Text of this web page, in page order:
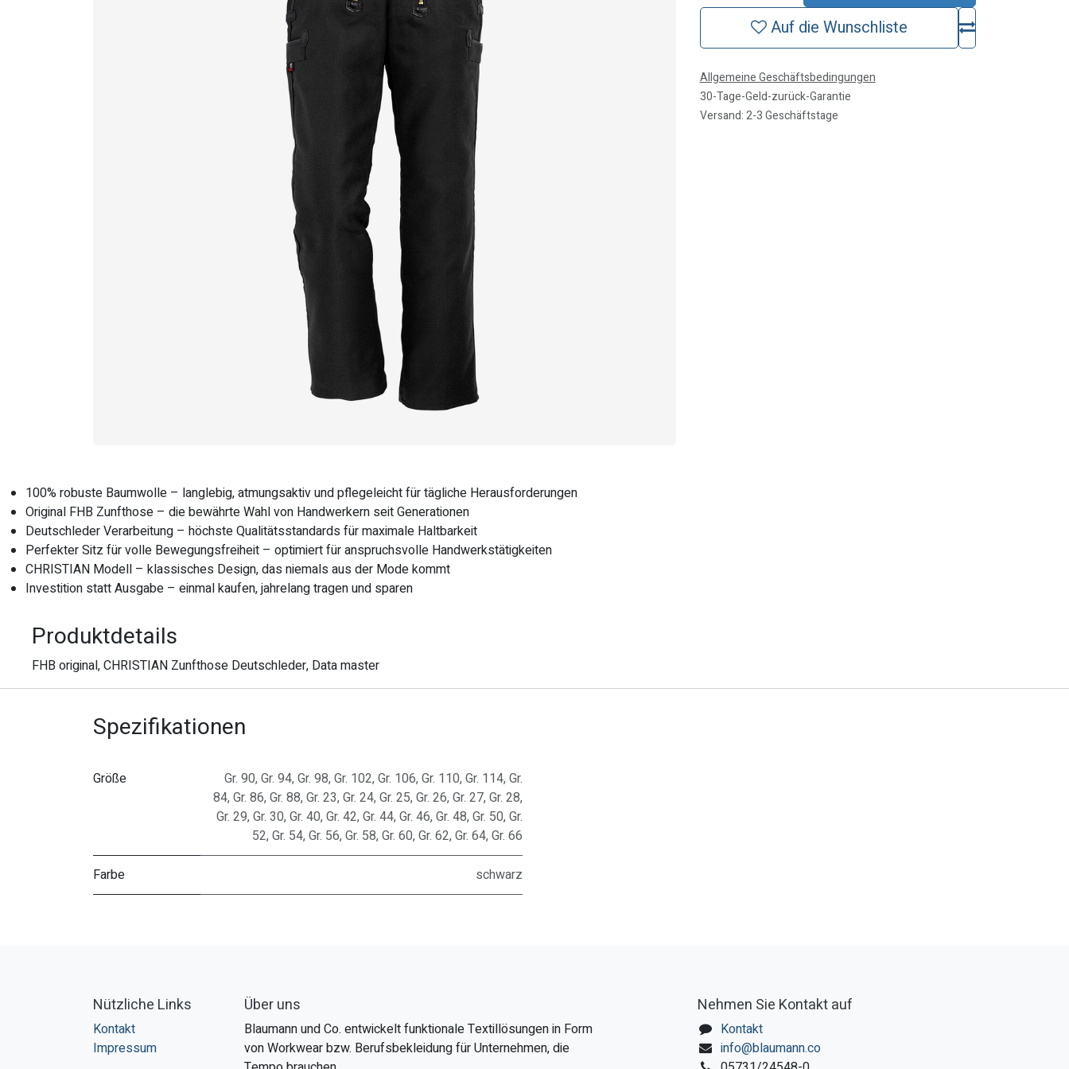
Auf die Wunschliste
Allgemeine Geschäftsbedingungen
30-Tage-Geld-zurück-Garantie
Versand: 2-3 Geschäftstage
100% robuste Baumwolle – langlebig, atmungsaktiv und pflegeleicht für tägliche Herausforderungen
Original FHB Zunfthose – die bewährte Wahl von Handwerkern seit Generationen
Deutschleder Verarbeitung – höchste Qualitätsstandards für maximale Haltbarkeit
Perfekter Sitz für volle Bewegungsfreiheit – optimiert für anspruchsvolle Handwerkstätigkeiten
CHRISTIAN Modell – klassisches Design, das niemals aus der Mode kommt
Investition statt Ausgabe – einmal kaufen, jahrelang tragen und sparen
Produktdetails
FHB original, CHRISTIAN Zunfthose Deutschleder, Data master
Spezifikationen
Größe Gr. 90,Gr. 94,Gr. 98,Gr. 102,Gr. 106,Gr. 110,Gr. 114,Gr.
84,Gr. 86,Gr. 88,Gr. 23,Gr. 24,Gr. 25,Gr. 26,Gr. 27,Gr. 28,
Gr. 29,Gr. 30,Gr. 40,Gr. 42,Gr. 44,Gr. 46,Gr. 48,Gr. 50,Gr.
52,Gr. 54,Gr. 56,Gr. 58,Gr. 60,Gr. 62,Gr. 64,Gr. 66
Farbe schwarz
Nützliche Links
Kontakt
Impressum
Über uns
Blaumann und Co. entwickelt funktionale Textillösungen in Form
von Workwear bzw. Berufsbekleidung für Unternehmen, die
Nehmen Sie Kontakt auf
Kontakt
info@blaumann.co